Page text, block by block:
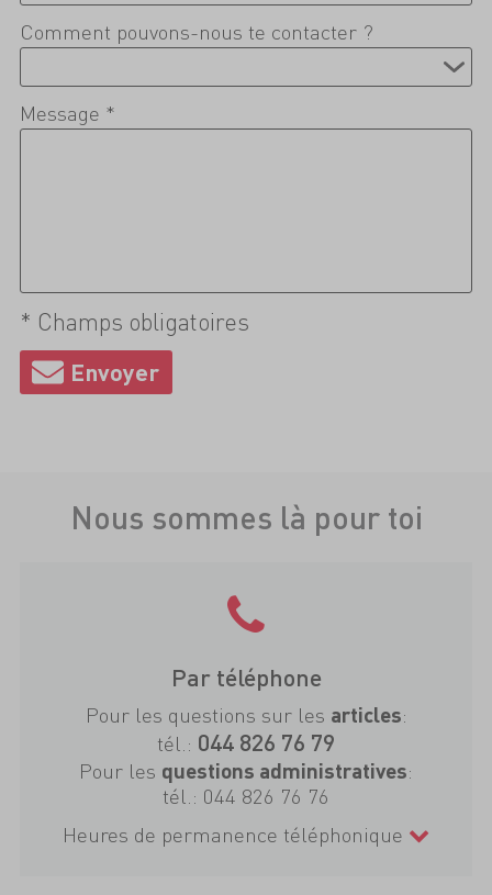
Comment pouvons-nous te contacter ?
Message *
* Champs obligatoires
Nous sommes là pour toi
Par téléphone
Pour les questions sur les articles:
tél.: 044 826 76 79
Pour les questions administratives:
tél.: 044 826 76 76
Heures de permanence téléphonique